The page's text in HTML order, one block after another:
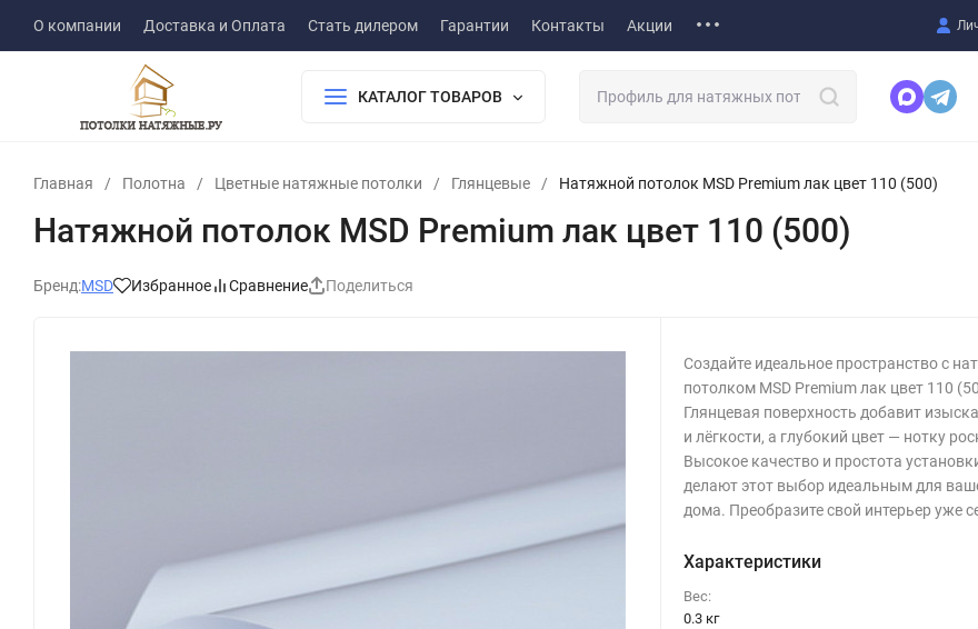
О компании Доставка и Оплата Стать дилером Гарантии Контакты Акции
КАТАЛОГ ТОВАРОВ
Главная / Полотна / Цветные натяжные потолки / Глянцевые / Натяжной потолок MSD Premium лак цвет 110 (500)
Натяжной потолок MSD Premium лак цвет 110 (500)
Бренд:MSD Избранное Сравнение Поделиться
Создайте идеальное пространство с
потолком MSD Premium лак цвет 110
Глянцевая поверхность добавит
и лёгкости, а глубокий цвет — нотку
Высокое качество и простота
делают этот выбор идеальным для
дома. Преобразите свой интерьер уже
Характеристики
Вес:
0.3 кг